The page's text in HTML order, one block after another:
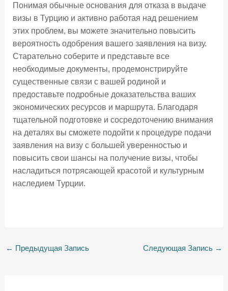
Понимая обычные основания для отказа в выдаче
визы в Турцию и активно работая над решением
этих проблем, вы можете значительно повысить
вероятность одобрения вашего заявления на визу.
Старательно соберите и представьте все
необходимые документы, продемонстрируйте
существенные связи с вашей родиной и
предоставьте подробные доказательства ваших
экономических ресурсов и маршрута. Благодаря
тщательной подготовке и сосредоточению внимания
на деталях вы сможете подойти к процедуре подачи
заявления на визу с большей уверенностью и
повысить свои шансы на получение визы, чтобы
насладиться потрясающей красотой и культурным
наследием Турции.
← Предыдущая Запись Следующая Запись →